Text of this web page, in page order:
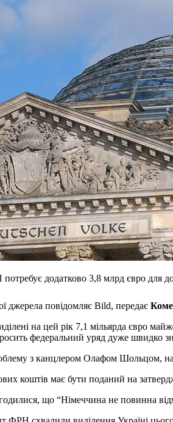
додатково 3,8 млрд євро для
джерела повідомляє Bild, передає
на цей рік 7,1 мільярда євро
федеральний уряд дуже швидко
з канцлером Олафом Шольцом,
коштів має бути поданий на
що “Німеччина не повинна